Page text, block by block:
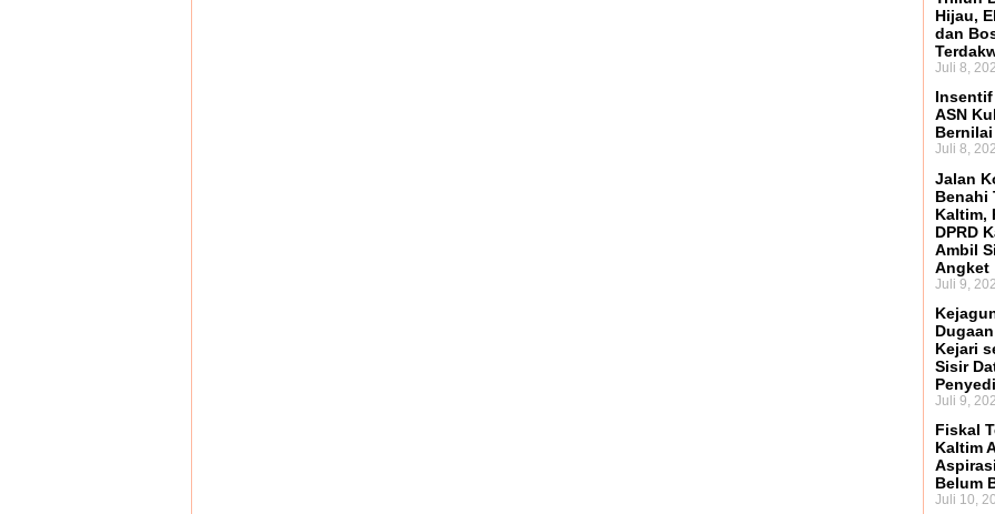
Hijau,
dan
Juli 8,
Insentif
ASN
Juli 8,
Jalan
Benahi
Kaltim,
DPRD
Ambil
Angket
Juli 9,
Kejari
Sisir
Juli 9,
Fiskal
Kaltim
Belum
Juli 10,